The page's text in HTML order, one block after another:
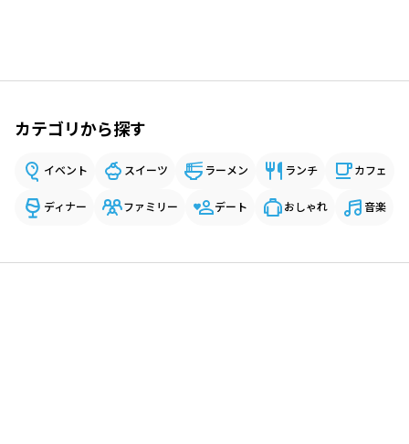
カテゴリから探す
イベント スイーツ ラーメン ランチ カフェ
ディナー ファミリー デート おしゃれ 音楽